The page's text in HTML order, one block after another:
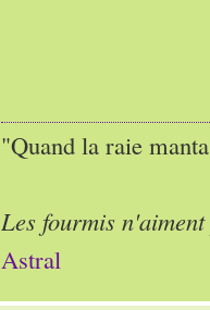
"Quand la raie
Les fourmis
Astral